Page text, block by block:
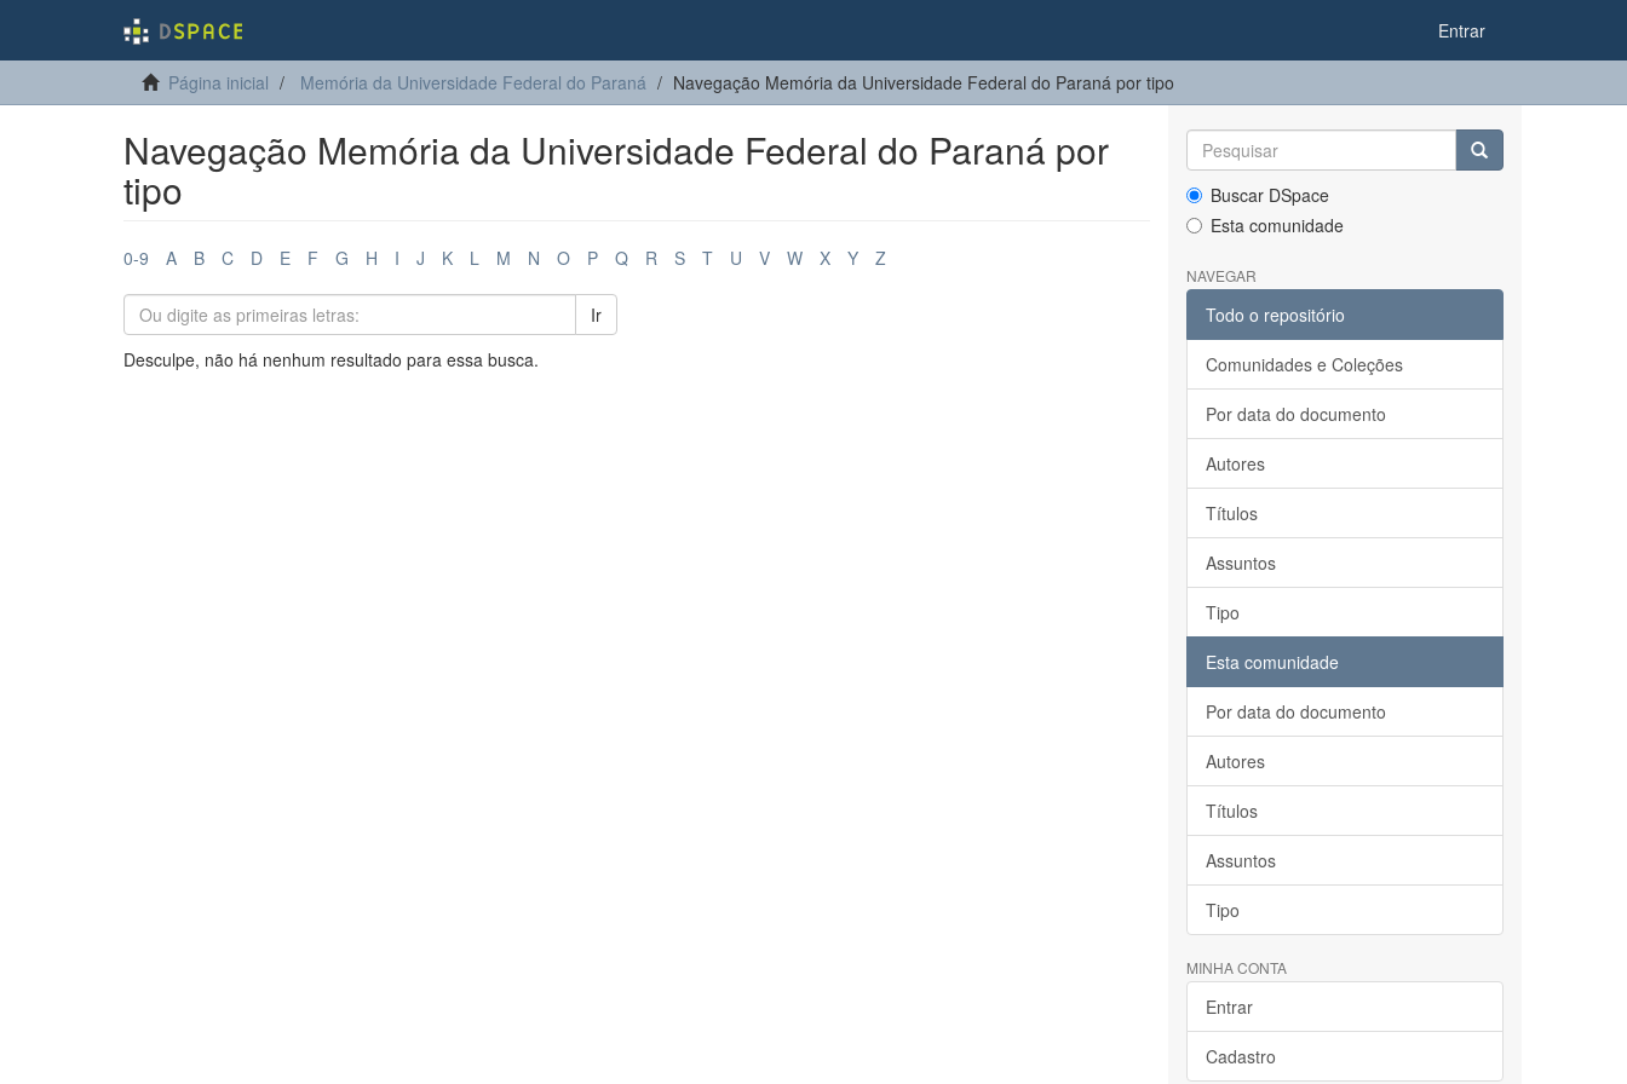
Entrar
Página inicial Memória da Universidade Federal do Paraná Navegação Memória da Universidade Federal do Paraná por tipo
Navegação Memória da Universidade Federal do Paraná por
tipo
0-9 A B C D E F G H I J K L M N O P Q R S T U V W X Y Z
Ir
Desculpe, não há nenhum resultado para essa busca.
Buscar DSpace
Esta comunidade
NAVEGAR
Todo o repositório
Comunidades e Coleções
Por data do documento
Autores
Títulos
Assuntos
Tipo
Esta comunidade
Por data do documento
Autores
Títulos
Assuntos
Tipo
MINHA CONTA
Entrar
Cadastro